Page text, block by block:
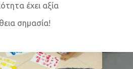
έχει αξία
σημασία!